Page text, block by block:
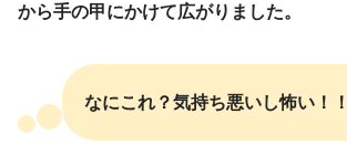
から手の甲にかけて広がりました。
なにこれ？気持ち悪いし怖い！！